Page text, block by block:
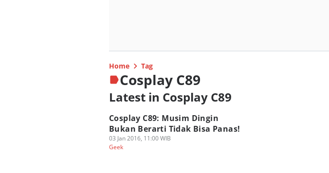
Home Tag
Cosplay C89
Latest in Cosplay C89
Cosplay C89: Musim Dingin
Bukan Berarti Tidak Bisa Panas!
03 Jan 2016, 11:00 WIB
Geek